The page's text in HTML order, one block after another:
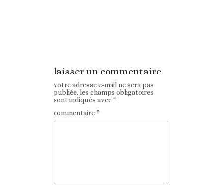
laisser un commentaire
votre adresse e-mail ne sera pas
publiée. les champs obligatoires
sont indiqués avec*
commentaire*